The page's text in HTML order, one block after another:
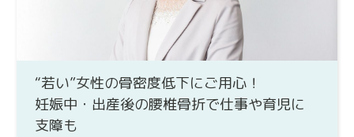
“若い”女性の骨密度低下にご用心！
妊娠中・出産後の腰椎骨折で仕事や育児に
支障も